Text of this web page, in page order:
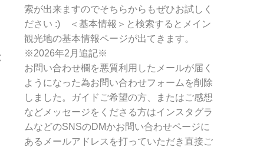
索が出来ますのでそちらからもぜひお試しく
ださい :) ＜基本情報＞と検索するとメイン
観光地の基本情報ページが出てきます。
※2026年2月追記※
お問い合わせ欄を悪質利用したメールが届く
ようになった為お問い合わせフォームを削除
しました。ガイドご希望の方、またはご感想
などメッセージをくださる方はインスタグラ
ムなどのSNSのDMかお問い合わせページに
あるメールアドレスを打っていただき直接ご